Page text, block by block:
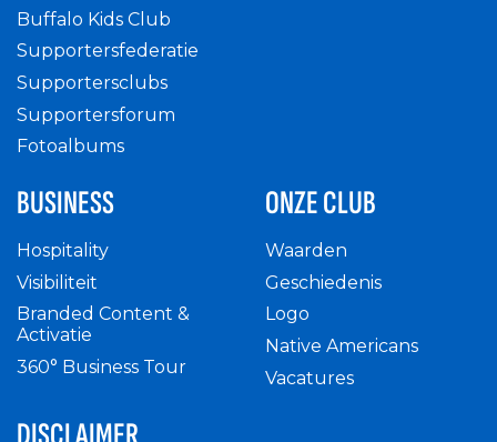
Buffalo Kids Club
Supportersfederatie
Supportersclubs
Supportersforum
Fotoalbums
BUSINESS
Hospitality
Visibiliteit
Branded Content &
Activatie
360° Business Tour
ONZE CLUB
Waarden
Geschiedenis
Logo
Native Americans
Vacatures